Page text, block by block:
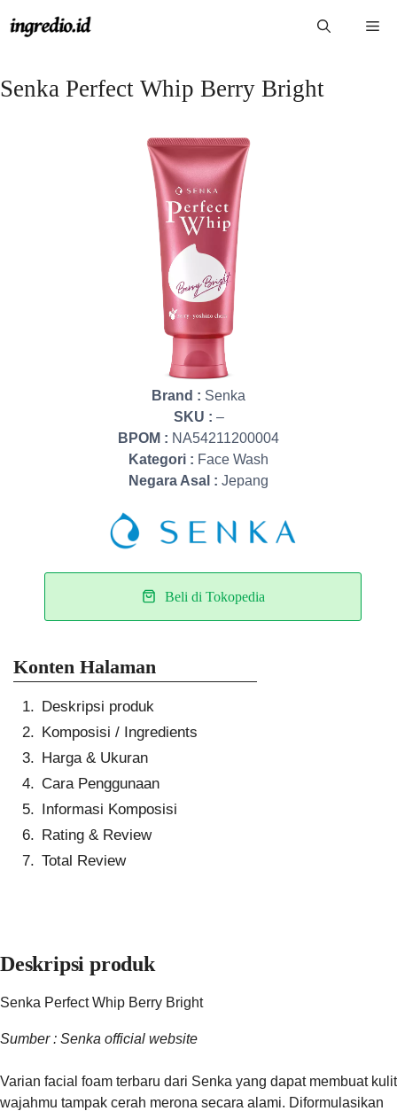
ke
Senka Perfect Whip Berry Bright
Brand : Senka
SKU : –
BPOM : NA54211200004
Kategori : Face Wash
Negara Asal : Jepang
Beli di Tokopedia
Konten Halaman
Deskripsi produk
Komposisi / Ingredients
Harga & Ukuran
Cara Penggunaan
Informasi Komposisi
Rating & Review
Total Review
Deskripsi produk
Senka Perfect Whip Berry Bright
Sumber : Senka official website
Varian facial foam terbaru dari Senka yang dapat membuat kulit
wajahmu tampak cerah merona secara alami. Diformulasikan